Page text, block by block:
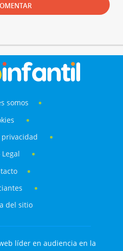
somos
Legal
del sitio
líder en audiencia en la